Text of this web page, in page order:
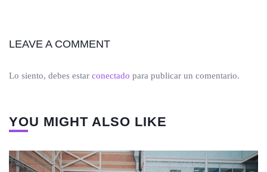
LEAVE A COMMENT
Lo siento, debes estar conectado para publicar un comentario.
YOU MIGHT ALSO LIKE